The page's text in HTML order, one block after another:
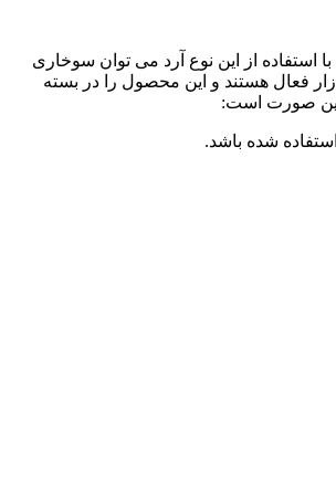
استفاده از این نوع آرد می توان سوخاری
فعال هستند و این محصول را در بسته
این صورت است:
شده باشد.